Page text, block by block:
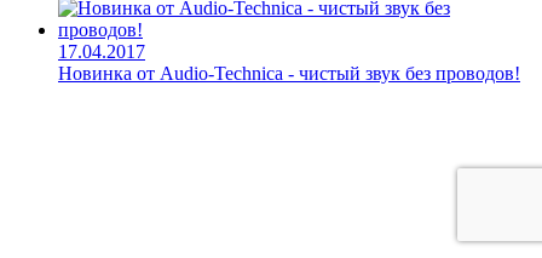
17.04.2017
Новинка от Audio-Technica - чистый звук без проводов!